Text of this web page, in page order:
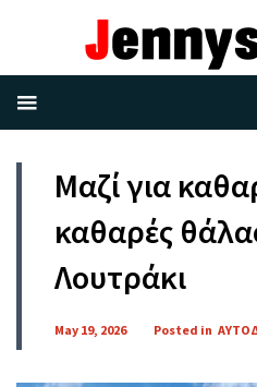
Μαζί για
καθαρές
Λουτράκι
May 19, 2026 Posted in